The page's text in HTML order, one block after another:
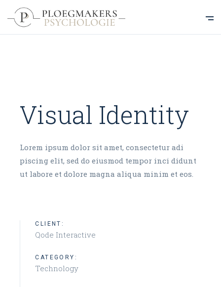
Visual Identity
Lorem ipsum dolor sit amet, consectetur adi
piscing elit, sed do eiusmod tempor inci didunt
ut labore et dolore magna aliqua minim et eos.
CLIENT:
Qode Interactive
CATEGORY:
Technology